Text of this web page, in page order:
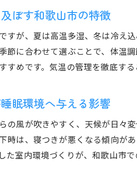
睡眠
ぼす和歌山市の特徴
すが、夏は高温多湿、冬は冷え
節に合わせて選ぶことで、体温
すめです。気温の管理を徹底す
眠環境へ与える影響
の風が吹きやすく、天候が日々
時は、寝つきが悪くなる傾向が
た室内環境づくりが、和歌山市で